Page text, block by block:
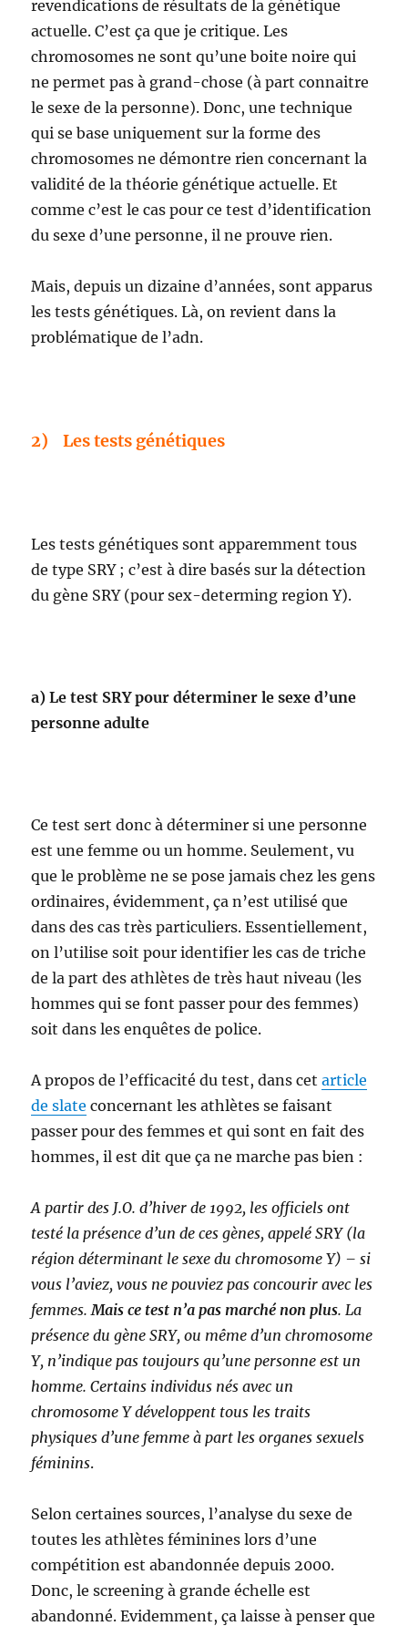
revendications de résultats de la génétique
actuelle. C’est ça que je critique. Les
chromosomes ne sont qu’une boite noire qui
ne permet pas à grand-chose (à part connaitre
le sexe de la personne). Donc, une technique
qui se base uniquement sur la forme des
chromosomes ne démontre rien concernant la
validité de la théorie génétique actuelle. Et
comme c’est le cas pour ce test d’identification
du sexe d’une personne, il ne prouve rien.
Mais, depuis un dizaine d’années, sont apparus
les tests génétiques. Là, on revient dans la
problématique de l’adn.
2) Les tests génétiques
Les tests génétiques sont apparemment tous
de type SRY ; c’est à dire basés sur la détection
du gène SRY (pour sex-determing region Y).
a)Le test SRY pour déterminer le sexe d’une
personne adulte
Ce test sert donc à déterminer si une personne
est une femme ou un homme. Seulement, vu
que le problème ne se pose jamais chez les gens
ordinaires, évidemment, ça n’est utilisé que
dans des cas très particuliers. Essentiellement,
on l’utilise soit pour identifier les cas de triche
de la part des athlètes de très haut niveau (les
hommes qui se font passer pour des femmes)
soit dans les enquêtes de police.
A propos de l’efficacité du test, dans cetarticle
de slate concernant les athlètes se faisant
passer pour des femmes et qui sont en fait des
hommes, il est dit que ça ne marche pas bien :
A partir des J.O. d’hiver de 1992, les officiels ont
testé la présence d’un de ces gènes, appelé SRY (la
région déterminant le sexe du chromosome Y) – si
vous l’aviez, vous ne pouviez pas concourir avec les
femmes.Mais ce test n’a pas marché non plus. La
présence du gène SRY, ou même d’un chromosome
Y, n’indique pas toujours qu’une personne est un
homme. Certains individus nés avec un
chromosome Y développent tous les traits
physiques d’une femme à part les organes sexuels
féminins.
Selon certaines sources, l’analyse du sexe de
toutes les athlètes féminines lors d’une
compétition est abandonnée depuis 2000.
Donc, le screening à grande échelle est
abandonné. Evidemment, ça laisse à penser que